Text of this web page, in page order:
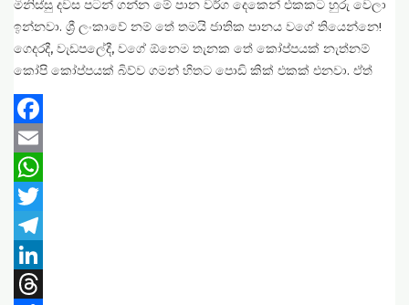
මිනිස්සු දවස පටන් ගන්න මේ පාන වර්ග දෙකෙන් එකකට හුරු වෙලා
ඉන්නවා. ශ්‍රී ලංකාවේ නම් තේ තමයි ජාතික පානය වගේ තියෙන්නෙ!
ගෙදරදී, වැඩපලේදී, වගේ ඕනෙම තැනක තේ කෝප්පයක් නැත්නම්
කෝපි කෝප්පයක් බිව්ව ගමන් හිතට පොඩි කික් එකක් එනවා. ඒත්
Facebook
Email
WhatsApp
Twitter
Telegram
LinkedIn